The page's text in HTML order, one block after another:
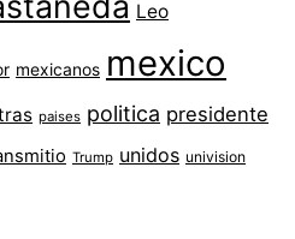
Leo
mexicanos mexico
paises politica presidente
Trump unidos univision